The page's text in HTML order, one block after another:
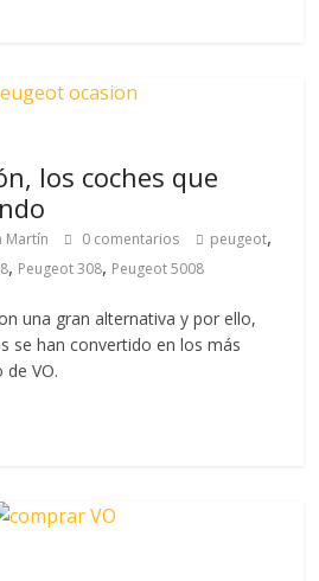
los coches que
Martín 0 comentarios peugeot,
, Peugeot 308, Peugeot 5008
una gran alternativa y por ello,
se han convertido en los más
VO.